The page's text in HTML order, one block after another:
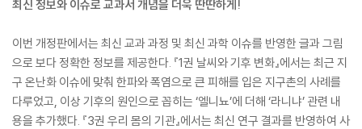
최신 정보와 이슈로 교과서 개념을 더욱 딴딴하게!
이번 개정판에서는 최신 교과 과정 및 최신 과학 이슈를 반영한 글과 그림
으로 보다 정확한 정보를 제공한다. 『1권 날씨와 기후 변화』에서는 최근 지
구 온난화 이슈에 맞춰 한파와 폭염으로 큰 피해를 입은 지구촌의 사례를
다루었고, 이상 기후의 원인으로 꼽히는 ‘엘니뇨’에 더해 ‘라니냐’ 관련 내
용을 추가했다. 『3권 우리 몸의 기관』에서는 최신 연구 결과를 반영하여 사